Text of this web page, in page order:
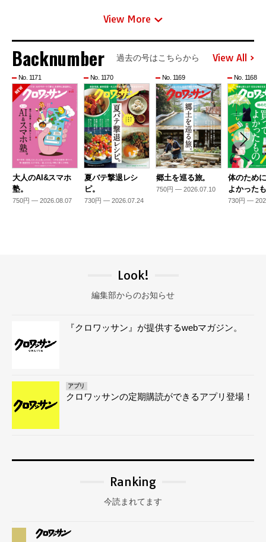
View More
Backnumber 過去の号はこちらから View All
No. 1171
大人のAI&スマホ
塾。
750円 — 2026.08.07
No. 1170
夏バテ撃退レシ
ピ。
730円 — 2026.07.24
No. 1169
郷土を巡る旅。
750円 — 2026.07.10
No. 1168
体のため
よかった
730円 —
Look!
編集部からのお知らせ
『クロワッサン』が提供するwebマガジン。
アプリ
クロワッサンの定期購読ができるアプリ登場！
Ranking
今読まれてます